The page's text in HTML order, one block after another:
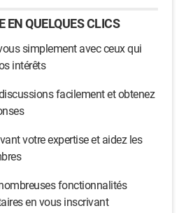
EN QUELQUES CLICS
simplement avec ceux qui
intérêts
facilement et obtenez
votre expertise et aidez les
fonctionnalités
en vous inscrivant